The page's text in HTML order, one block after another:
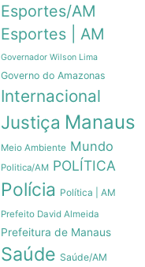
Esportes/AM
Esportes | AM
Governador Wilson Lima
Governo do Amazonas
Internacional
Justiça Manaus
Meio Ambiente Mundo
Politica/AM POLÍTICA
Polícia Política | AM
Prefeito David Almeida
Prefeitura de Manaus
Saúde Saúde/AM